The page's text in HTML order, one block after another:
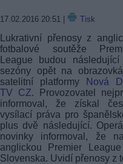
17.02.2016 20:51 Tisk
Lukrativní přenosy z
fotbalové soutěže
League budou
sezóny opět na
satelitní platformy
Nová
TV CZ. Provozovatel
informoval, že získal
vysílací práva pro
plus dvě následující.
novinky informoval, že
anglickou Premier
Slovenska. Uvidí přenosy z